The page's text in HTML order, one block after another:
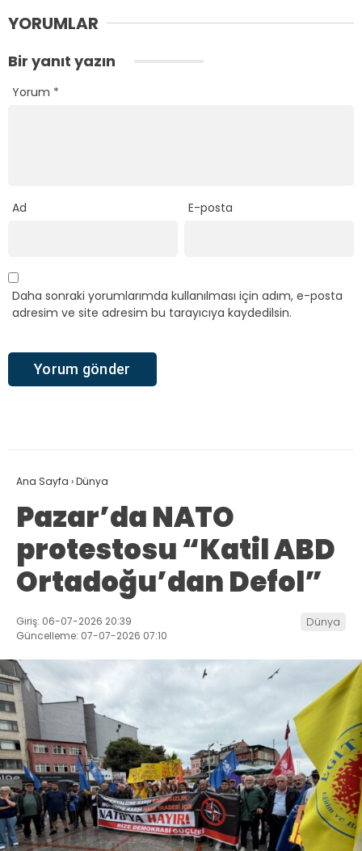
YORUMLAR
Bir yanıt yazın
Yorum *
Ad E-posta
Daha sonraki yorumlarımda kullanılması için adım, e-posta
adresim ve site adresim bu tarayıcıya kaydedilsin.
Ana Sayfa ›Dünya
Pazar’da NATO
protestosu “Katil ABD
Ortadoğu’dan Defol”
Giriş: 06-07-2026 20:39
Güncelleme: 07-07-2026 07:10
Dünya